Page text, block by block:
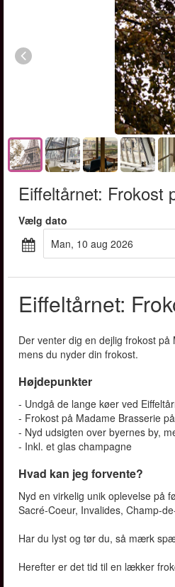
Eiffeltårnet: Frokost
Vælg dato
man, 10 aug 2026
Eiffeltårnet:
Der venter dig en dejlig frokost
mens du nyder din frokost.
Højdepunkter
- Undgå de lange køer ved
- Frokost på Madame Brasserie
- Nyd udsigten over byernes by,
- Inkl. et glas champagne
Hvad kan jeg forvente?
Nyd en virkelig unik oplevelse på
Sacré-Coeur, Invalides, Champ-
Har du lyst og tør du, så mærk
Herefter er det tid til en lækker